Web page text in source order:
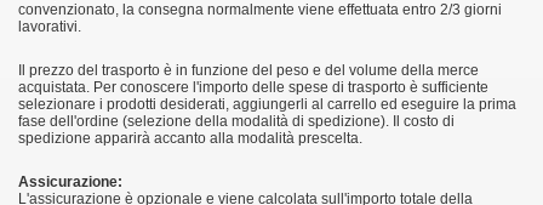
convenzionato, la consegna normalmente viene effettuata entro 2/3 giorni
lavorativi.
Il prezzo del trasporto è in funzione del peso e del volume della merce
acquistata. Per conoscere l'importo delle spese di trasporto è sufficiente
selezionare i prodotti desiderati, aggiungerli al carrello ed eseguire la prima
fase dell'ordine (selezione della modalità di spedizione). Il costo di
spedizione apparirà accanto alla modalità prescelta.
Assicurazione:
L'assicurazione è opzionale e viene calcolata sull'importo totale della